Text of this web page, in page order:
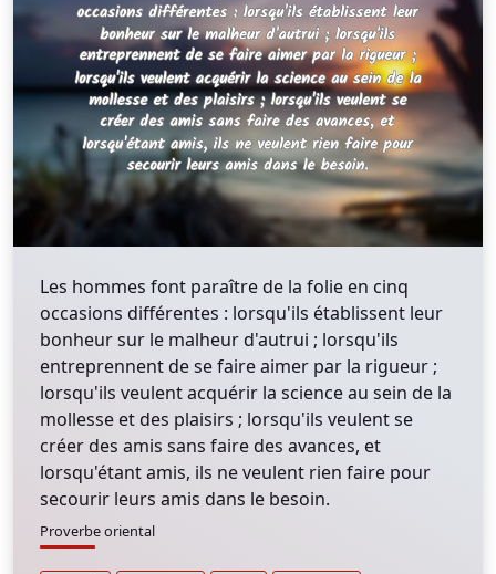
Les hommes font paraître de la folie en cinq
occasions différentes : lorsqu'ils établissent leur
bonheur sur le malheur d'autrui ; lorsqu'ils
entreprennent de se faire aimer par la rigueur ;
lorsqu'ils veulent acquérir la science au sein de la
mollesse et des plaisirs ; lorsqu'ils veulent se
créer des amis sans faire des avances, et
lorsqu'étant amis, ils ne veulent rien faire pour
secourir leurs amis dans le besoin.
Proverbe oriental